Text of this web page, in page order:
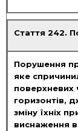
Стаття 242.
Порушення
яке
поверхневих
горизонтів,
зміну їхніх
виснаження